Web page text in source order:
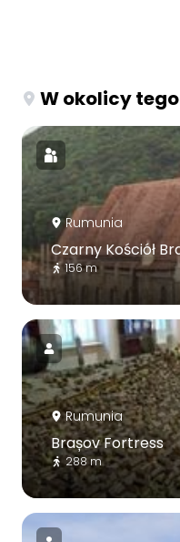
W okolicy
Rumunia
Czarny Kościół
156 m
Rumunia
Brașov Fortress
288 m